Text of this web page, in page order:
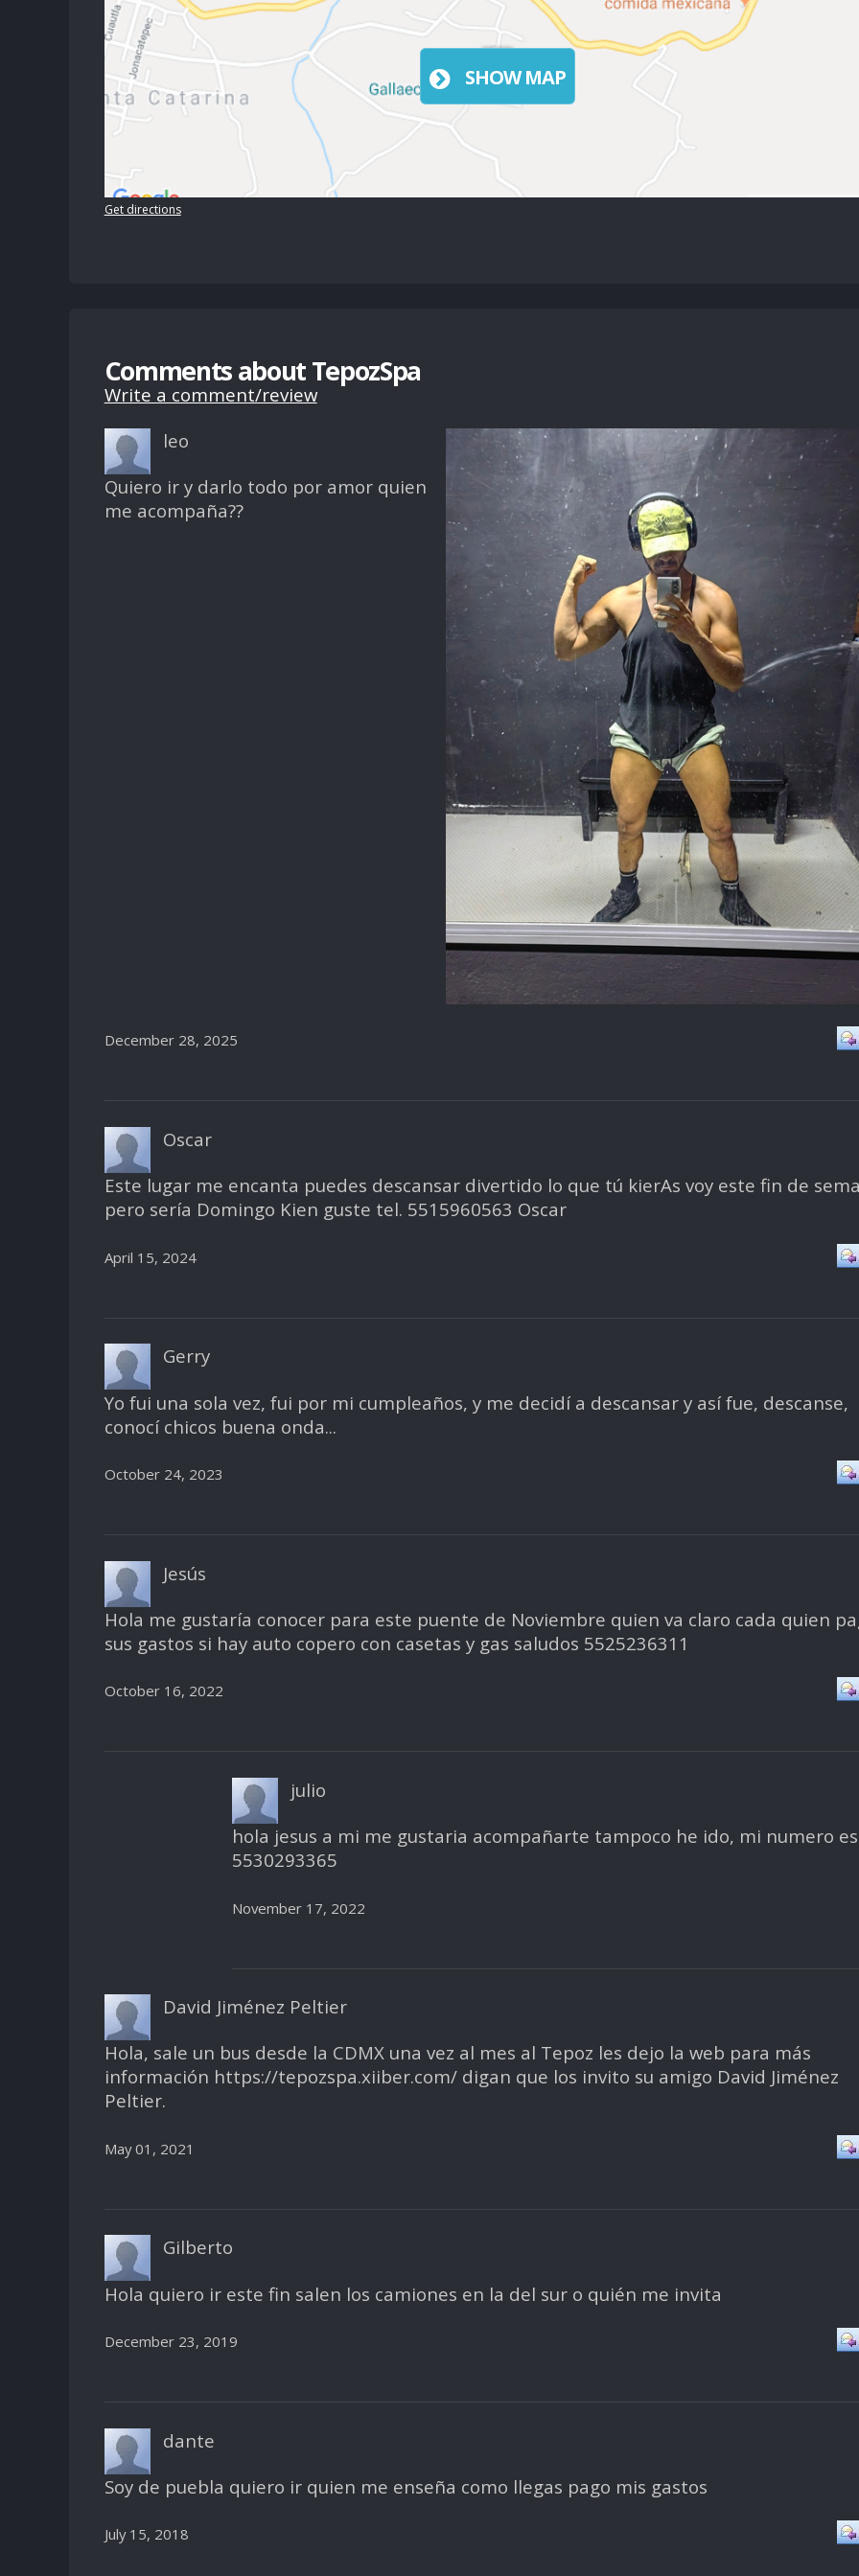
SHOW MAP
Get directions
Comments about TepozSpa
Write a comment/review
leo
Quiero ir y darlo todo por amor quien
me acompaña??
December 28, 2025
Oscar
Este lugar me encanta puedes descansar divertido lo que tú kierAs voy este fin de
pero sería Domingo Kien guste tel. 5515960563 Oscar
April 15, 2024
Gerry
Yo fui una sola vez, fui por mi cumpleaños, y me decidí a descansar y así fue, descanse,
conocí chicos buena onda...
October 24, 2023
Jesús
Hola me gustaría conocer para este puente de Noviembre quien va claro cada quien
sus gastos si hay auto copero con casetas y gas saludos 5525236311
October 16, 2022
julio
hola jesus a mi me gustaria acompañarte tampoco he ido, mi numero es
5530293365
November 17, 2022
David Jiménez Peltier
Hola, sale un bus desde la CDMX una vez al mes al Tepoz les dejo la web para más
información https://tepozspa.xiiber.com/ digan que los invito su amigo David Jiménez
Peltier.
May 01, 2021
Gilberto
Hola quiero ir este fin salen los camiones en la del sur o quién me invita
December 23, 2019
dante
Soy de puebla quiero ir quien me enseña como llegas pago mis gastos
July 15, 2018